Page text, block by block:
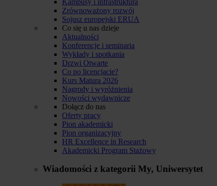
Zrównoważony rozwój
Sojusz europejski ERUA
Co się u nas dzieje
Aktualności
Konferencje i seminaria
Wykłady i spotkania
Drzwi Otwarte
Co po licencjacie?
Kurs Matura 2026
Nagrody i wyróżnienia
Nowości wydawnicze
Dołącz do nas
Oferty pracy
Pion akademicki
Pion organizacyjny
HR Excellence in Research
Akademicki Program Stażowy
Wiadomości z kategorii My, Uniwersytet